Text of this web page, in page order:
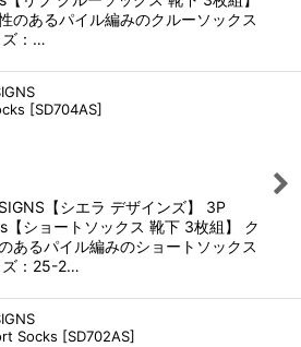
のあるパイル編みのクルーソックス
ズ：…
[SD704AS]
【シエラ デザインズ】 3P
【ショートソックス 靴下 3枚組】 ク
あるパイル編みのショートソックス
ズ：25-2…
Socks [SD702AS]